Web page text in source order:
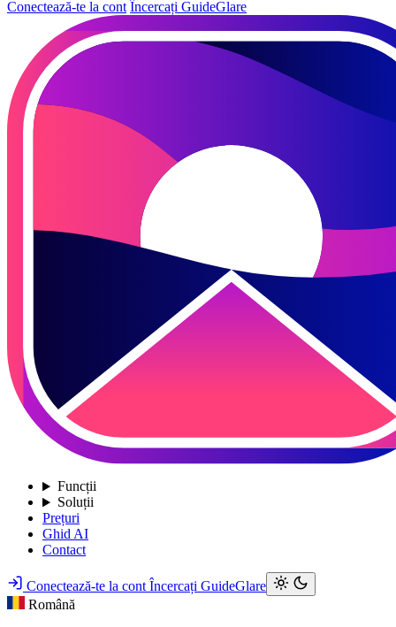
Conectează-te la cont Încercați GuideGlare
Funcții
Soluții
Prețuri
Ghid AI
Contact
Conectează-te la cont Încercați GuideGlare
Română